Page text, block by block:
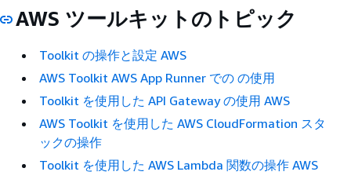
AWS ツールキットのトピック
Toolkit の操作と設定 AWS
AWS Toolkit AWS App Runner での の使用
Toolkit を使用した API Gateway の使用 AWS
AWS Toolkit を使用した AWS CloudFormation スタ
ックの操作
Toolkit を使用した AWS Lambda 関数の操作 AWS